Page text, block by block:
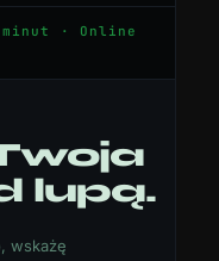
· Online
lupą.
wskażę